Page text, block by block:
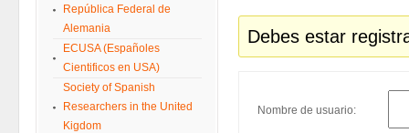
Debes estar
Nombre de usuario:
República Federal de
Alemania
ECUSA (Españoles
Cientificos en USA)
Society of Spanish
Researchers in the United
Kigdom